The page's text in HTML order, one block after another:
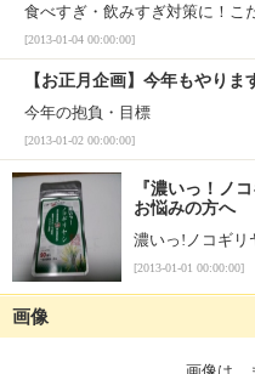
食べすぎ・飲みすぎ対策に！こ
[2013-01-04 00:00:00]
【お正月企画】今年もやり
今年の抱負・目標
[2013-01-02 00:00:00]
『濃いっ！ノ
お悩みの方へ
濃いっ!ノコギリ
[2013-01-01 00:00:00]
画像